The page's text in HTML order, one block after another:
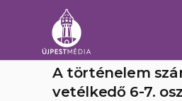
A történelem
vetélkedő 6-7.